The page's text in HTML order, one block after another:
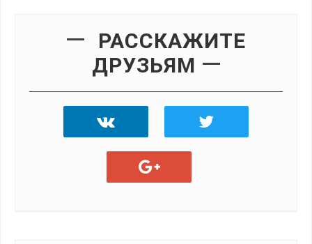
РАССКАЖИТЕ
ДРУЗЬЯМ